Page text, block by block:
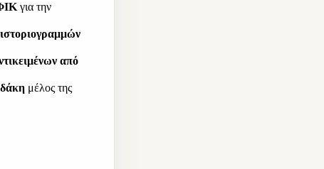
για την
από
μέλος της